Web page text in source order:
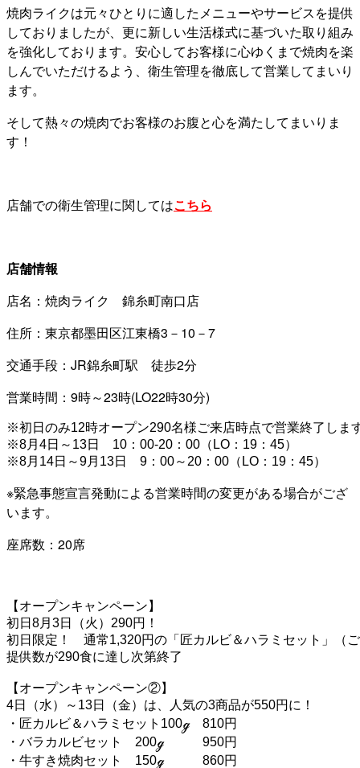
焼肉ライクは元々ひとりに適したメニューやサービスを提供
しておりましたが、更に新しい生活様式に基づいた取り組み
を強化しております。安心してお客様に心ゆくまで焼肉を楽
しんでいただけるよう、衛生管理を徹底して営業してまいり
ます。
そして熱々の焼肉でお客様のお腹と心を満たしてまいりま
す！
店舗での衛生管理に関してはこちら
店舗情報
店名：焼肉ライク 錦糸町南口店
住所：東京都墨田区江東橋3－10－7
交通手段：JR錦糸町駅 徒歩2分
営業時間：9時～23時(LO22時30分)
※初日のみ12時オープン290名様ご来店時点で営業終了しま
※8月4日～13日　10：00-20：00（LO：19：45）
※8月14日～9月13日　9：00～20：00（LO：19：45）
※緊急事態宣言発動による営業時間の変更がある場合がござ
います。
座席数：20席
【オープンキャンペーン】
初日8月3日（火）290円！
初日限定！　通常1,320円の「匠カルビ＆ハラミセット」（
提供数が290食に達し次第終了
【オープンキャンペーン②】
4日（水）～13日（金）は、人気の3商品が550円に！
・匠カルビ＆ハラミセット100ℊ　810円
・バラカルビセット　200ℊ　　　950円
・牛すき焼肉セット　150ℊ　　　860円